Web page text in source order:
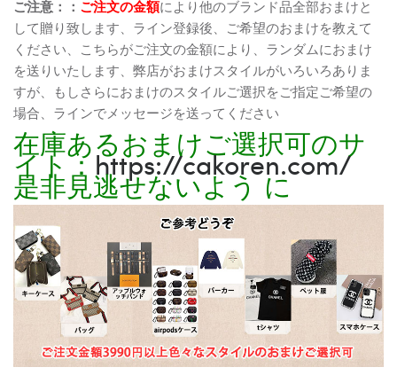
ご注意：： ご注文の金額により他のブランド品全部おまけと
して贈り致します、ライン登録後、ご希望のおまけを教えて
ください、こちらがご注文の金額により、ランダムにおまけ
を送りいたします、弊店がおまけスタイルがいろいろありま
すが、もしさらにおまけのスタイルご選択をご指定ご希望の
場合、ラインでメッセージを送ってください
在庫あるおまけご選択可のサ
イト：https://cakoren.com/
是非見逃せないよう に